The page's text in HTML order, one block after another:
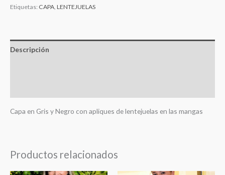
Etiquetas: CAPA LENTEJUELAS
Descripción
Capa en Gris y Negro con apliques de lentejuelas en las mangas
Productos relacionados